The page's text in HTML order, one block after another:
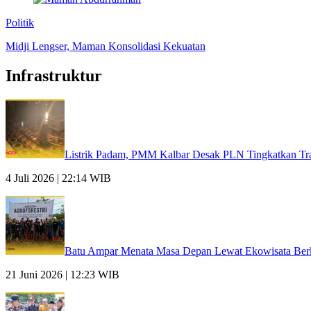
Politik
Midji Lengser, Maman Konsolidasi Kekuatan
Infrastruktur
Listrik Padam, PMM Kalbar Desak PLN Tingkatkan
4 Juli 2026 | 22:14 WIB
Batu Ampar Menata Masa Depan Lewat Ekowisata
21 Juni 2026 | 12:23 WIB